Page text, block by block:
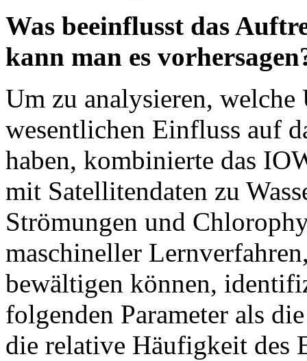
Was beeinflusst das
kann man es
Um zu analysieren,
wesentlichen Einfluss auf
haben, kombinierte das
mit Satellitendaten zu
Strömungen und
maschineller
bewältigen können,
folgenden Parameter als
die relative Häufigkeit des